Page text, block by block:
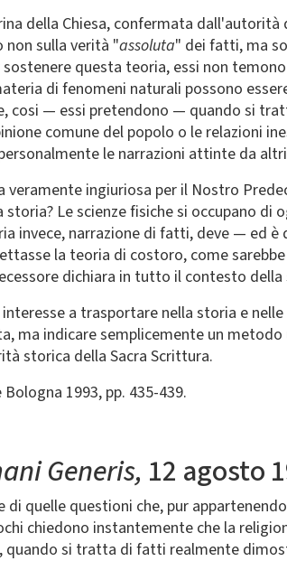
della Chiesa, confermata
sulla verità "assoluta" dei fatti, ma
questa teoria, essi non
di fenomeni naturali possono
cosi — essi pretendono — quando si
comune del popolo o le relazioni
le narrazioni attinte da
veramente ingiuriosa per il Nostro
Le scienze fisiche si occupano
invece, narrazione di fatti, deve — ed
la teoria di costoro, come
dichiara in tutto il contesto
a trasportare nella storia e
ma indicare semplicemente un
storica della Sacra Scrittura.
1993, pp. 435-439.
Generis, 12 agosto
di quelle questioni che, pur
chiedono instantemente che la
quando si tratta di fatti realmente